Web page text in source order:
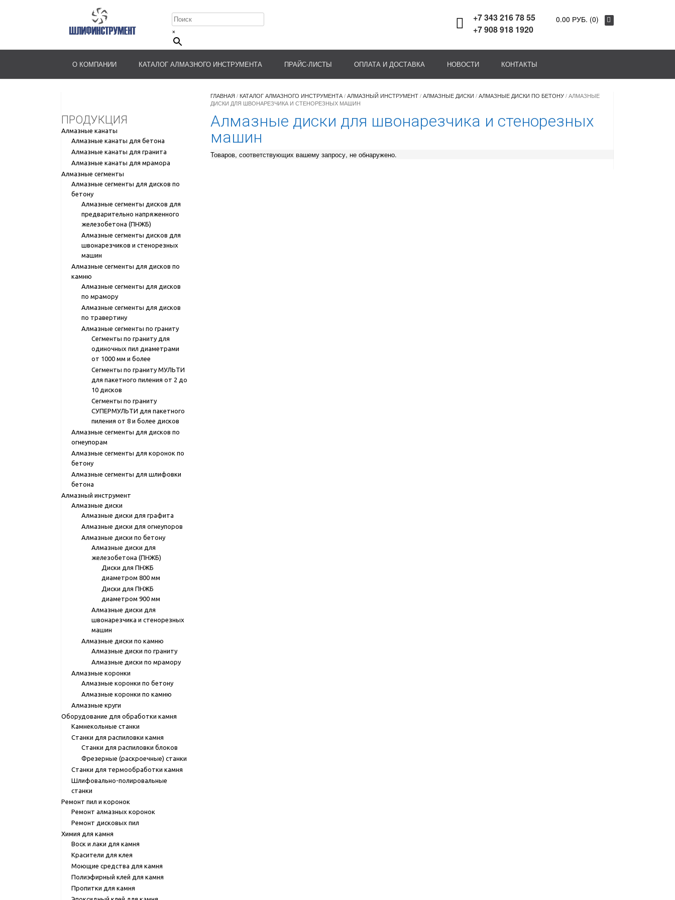
×
+7 343 216 78 55
+7 908 918 1920
0.00 РУБ. (0)
О КОМПАНИИ КАТАЛОГ АЛМАЗНОГО ИНСТРУМЕНТА ПРАЙС-ЛИСТЫ ОПЛАТА И ДОСТАВКА НОВОСТИ КОНТАКТЫ
ПРОДУКЦИЯ
Алмазные канаты
Алмазные канаты для бетона
Алмазные канаты для гранита
Алмазные канаты для мрамора
Алмазные сегменты
Алмазные сегменты для дисков по
бетону
Алмазные сегменты дисков для
предварительно напряженного
железобетона (ПНЖБ)
Алмазные сегменты дисков для
швонарезчиков и стенорезных
машин
Алмазные сегменты для дисков по
камню
Алмазные сегменты для дисков
по мрамору
Алмазные сегменты для дисков
по травертину
Алмазные сегменты по граниту
Сегменты по граниту для
одиночных пил диаметрами
от 1000 мм и более
Сегменты по граниту МУЛЬТИ
для пакетного пиления от 2 до
10 дисков
Сегменты по граниту
СУПЕРМУЛЬТИ для пакетного
пиления от 8 и более дисков
Алмазные сегменты для дисков по
огнеупорам
Алмазные сегменты для коронок по
бетону
Алмазные сегменты для шлифовки
бетона
Алмазный инструмент
Алмазные диски
Алмазные диски для графита
Алмазные диски для огнеупоров
Алмазные диски по бетону
Алмазные диски для
железобетона (ПНЖБ)
Диски для ПНЖБ
диаметром 800 мм
Диски для ПНЖБ
диаметром 900 мм
Алмазные диски для
швонарезчика и стенорезных
машин
Алмазные диски по камню
Алмазные диски по граниту
Алмазные диски по мрамору
Алмазные коронки
Алмазные коронки по бетону
Алмазные коронки по камню
Алмазные круги
Оборудование для обработки камня
Камнекольные станки
Станки для распиловки камня
Станки для распиловки блоков
Фрезерные (раскроечные) станки
Станки для термообработки камня
Шлифовально-полировальные
станки
Ремонт пил и коронок
Ремонт алмазных коронок
Ремонт дисковых пил
Химия для камня
Воск и лаки для камня
Красители для клея
Моющие средства для камня
Полиэфирный клей для камня
Пропитки для камня
ГЛАВНАЯ / КАТАЛОГ АЛМАЗНОГО ИНСТРУМЕНТА/АЛМАЗНЫЙ ИНСТРУМЕНТ/АЛМАЗНЫЕ ДИСКИ /АЛМАЗНЫЕ ДИСКИ ПО БЕТОНУ/ АЛМАЗНЫЕ
ДИСКИ ДЛЯ ШВОНАРЕЗЧИКА И СТЕНОРЕЗНЫХ МАШИН
Алмазные диски для швонарезчика и стенорезных
машин
Товаров, соответствующих вашему запросу, не обнаружено.